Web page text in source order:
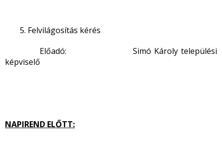
Felvilágosítás kérés
Előadó: Simó Károly települési
képviselő
NAPIREND ELŐTT: